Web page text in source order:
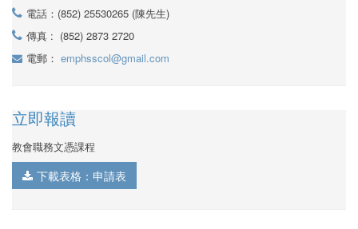
電話：(852) 25530265 (陳先生)
傳真 : (852) 2873 2720
電郵： emphsscol@gmail.com
立即報讀
教會職務文憑課程
下載表格：申請表